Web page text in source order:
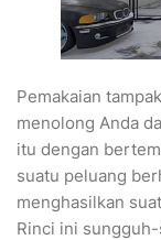
Pemakaian
menolong Anda
itu dengan
suatu peluang
menghasilkan
Rinci ini